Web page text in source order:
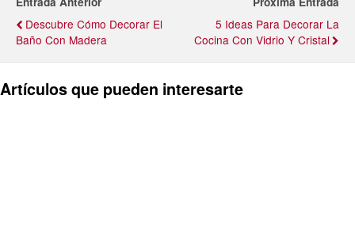
Descubre Cómo Decorar El
Baño Con Madera
5 Ideas Para Decorar La
Cocina Con Vidrio Y Cristal
Artículos que pueden interesarte